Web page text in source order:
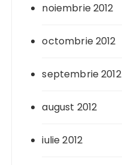
noiembrie 2012
octombrie 2012
septembrie 2012
august 2012
iulie 2012